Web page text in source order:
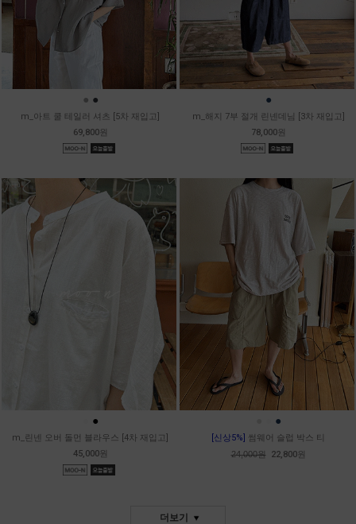
● ●
m_아트 쿨 테일러 셔츠 [5차 재입고]
69,800원
●
m_해지 7부 절개 린넨데님 [3차 재입고]
78,000원
●
m_린넨 오버 돌먼 블라우스 [4차 재입고]
45,000원
●
[신상5%] 썸웨어 슬럽 박스 티
24,000원 22,800원
더보기